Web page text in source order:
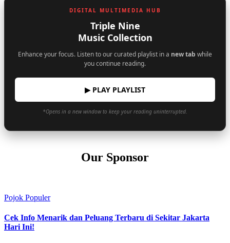
DIGITAL MULTIMEDIA HUB
Triple Nine
Music Collection
Enhance your focus. Listen to our curated playlist in a new tab while
you continue reading.
▶ PLAY PLAYLIST
*Opens in a new window to keep your reading uninterrupted.
Our Sponsor
Pojok Populer
Cek Info Menarik dan Peluang Terbaru di Sekitar Jakarta
Hari Ini!